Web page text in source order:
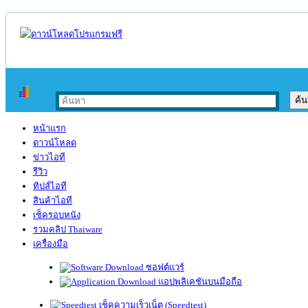
หน้าแรก
ดาวน์โหลด
ข่าวไอที
รีวิว
ทิปส์ไอที
สินค้าไอที
เช็ครอบหนัง
รวมคลิป Thaiware
เครื่องมือ
ซอฟต์แวร์
แอปพลิเคชันบนมือถือ
เช็คความเร็วเน็ต (Speedtest)